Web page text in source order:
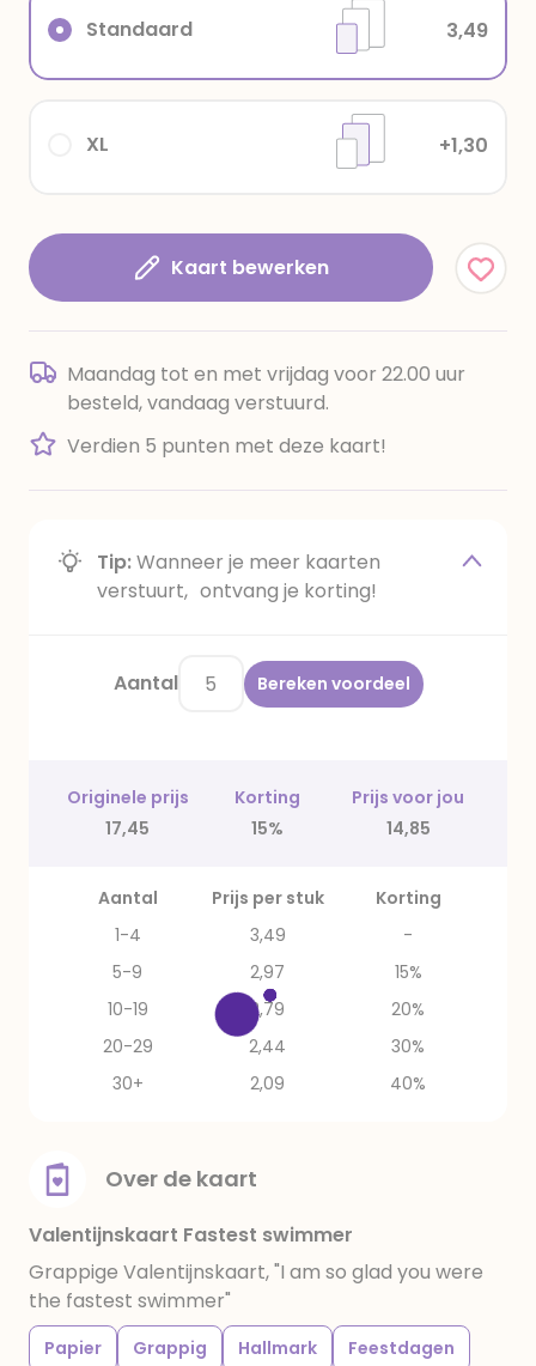
XL +1,30
Standaard 3,49
Kaart bewerken
Maandag tot en met vrijdag voor 22.00 uur
besteld, vandaag verstuurd.
Verdien 5 punten met deze kaart!
Tip:Wanneer je meer kaarten
verstuurt, ontvang je korting!
Aantal Bereken voordeel
Originele prijs Korting
Prijs voor jou
17,45
15% 14,85
Aantal Prijs per stuk
Korting
1-4
3,49
-
5-9
2,97
15%
10-19
2,79
20%
20-29
2,44
30%
30+
2,09 40%
Over de kaart
Valentijnskaart Fastest swimmer
Grappige Valentijnskaart, "I am so glad you were
the fastest swimmer"
Papier Grappig Hallmark
Feestdagen